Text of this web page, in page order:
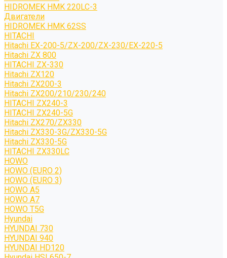
HIDROMEK HMK 220LC-3
Двигатели
HIDROMEK HMK 62SS
HITACHI
Hitachi EX-200-5/ZX-200/ZX-230/EX-220-5
Hitachi ZX 800
HITACHI ZX-330
Hitachi ZX120
Hitachi ZX200-3
Hitachi ZX200/210/230/240
HITACHI ZX240-3
HITACHI ZX240-5G
Hitachi ZX270/ZX330
Hitachi ZX330-3G/ZX330-5G
Hitachi ZX330-5G
HITACHI ZX330LC
HOWO
HOWO (EURO 2)
HOWO (EURO 3)
HOWO A5
HOWO A7
HOWO T5G
Hyundai
HYUNDAI 730
HYUNDAI 940
HYUNDAI HD120